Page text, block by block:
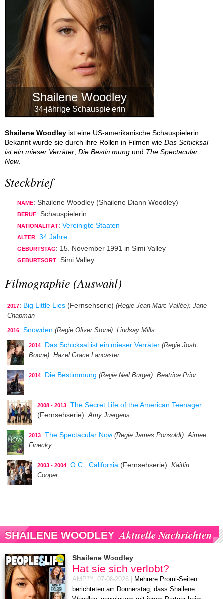
Shailene Woodley
34-jährige Schauspielerin
Shailene Woodley ist eine US-amerikanische Schauspielerin.
Bekannt wurde sie durch ihre Rollen in Filmen wie Das Schicksal
ist ein mieser Verräter Die Bestimmung und The Spectacular
Now.
Steckbrief
NAME: Shailene Woodley (Shailene Diann Woodley)
BERUF: Schauspielerin
NATIONALITÄT: Vereinigte Staaten
ALTER: 34 Jahre
GEBURTSTAG: 15. November 1991 in Simi Valley
GEBURTSORT: Simi Valley
Filmographie (Auswahl)
2017: Big Little Lies (Fernsehserie) (Regie Jean-Marc Vallée): Jane
Chapman
2016: Snowden (Regie Oliver Stone): Lindsay Mills
2014: Das Schicksal ist ein mieser Verräter (Regie Josh
Boone): Hazel Grace Lancaster
2014: Die Bestimmung (Regie Neil Burger): Beatrice Prior
2008 - 2013: The Secret Life of the American Teenager
(Fernsehserie): Amy Juergens
2013: The Spectacular Now (Regie James Ponsoldt): Aimee
Finecky
2003 - 2004: O.C., California (Fernsehserie): Kaitlin
Cooper
SHAILENE WOODLEY Aktuelle Nachrichten
Shailene Woodley
Hat sie sich verlobt?
AMP™, 07-08-2026
Mehrere Promi-Seiten
berichteten am Donnerstag, dass Shailene